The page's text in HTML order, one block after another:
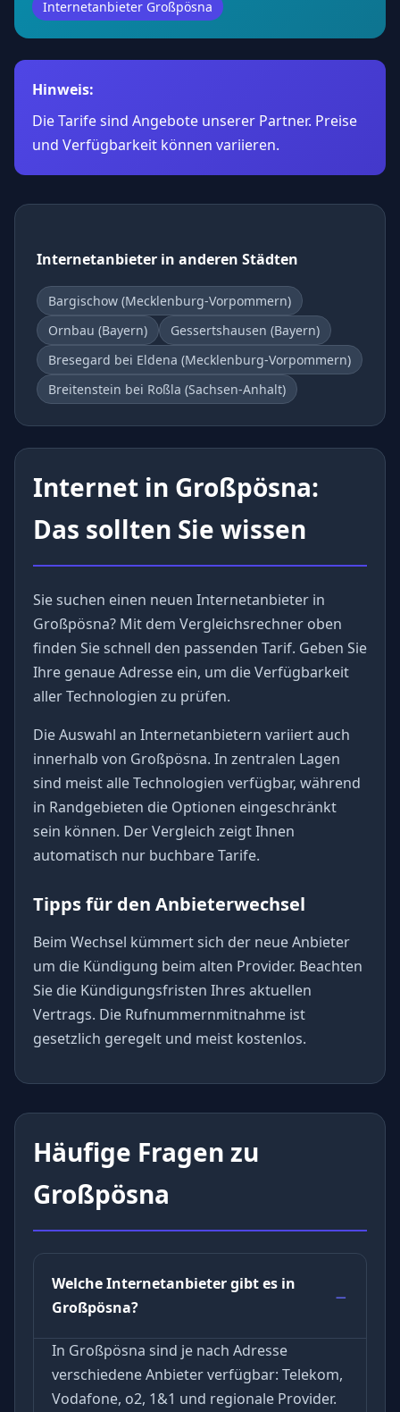
Internetanbieter Großpösna
Hinweis:
Die Tarife sind Angebote unserer Partner. Preise
und Verfügbarkeit können variieren.
Internetanbieter in anderen Städten
Bargischow (Mecklenburg-Vorpommern)
Ornbau (Bayern)
Gessertshausen (Bayern)
Bresegard bei Eldena (Mecklenburg-Vorpommern)
Breitenstein bei Roßla (Sachsen-Anhalt)
Internet in Großpösna:
Das sollten Sie wissen
Sie suchen einen neuen Internetanbieter in
Großpösna? Mit dem Vergleichsrechner oben
finden Sie schnell den passenden Tarif. Geben Sie
Ihre genaue Adresse ein, um die Verfügbarkeit
aller Technologien zu prüfen.
Die Auswahl an Internetanbietern variiert auch
innerhalb von Großpösna. In zentralen Lagen
sind meist alle Technologien verfügbar, während
in Randgebieten die Optionen eingeschränkt
sein können. Der Vergleich zeigt Ihnen
automatisch nur buchbare Tarife.
Tipps für den Anbieterwechsel
Beim Wechsel kümmert sich der neue Anbieter
um die Kündigung beim alten Provider. Beachten
Sie die Kündigungsfristen Ihres aktuellen
Vertrags. Die Rufnummernmitnahme ist
gesetzlich geregelt und meist kostenlos.
Häufige Fragen zu
Großpösna
Welche Internetanbieter gibt es in
Großpösna?
In Großpösna sind je nach Adresse
verschiedene Anbieter verfügbar: Telekom,
Vodafone, o2, 1&1 und regionale Provider.